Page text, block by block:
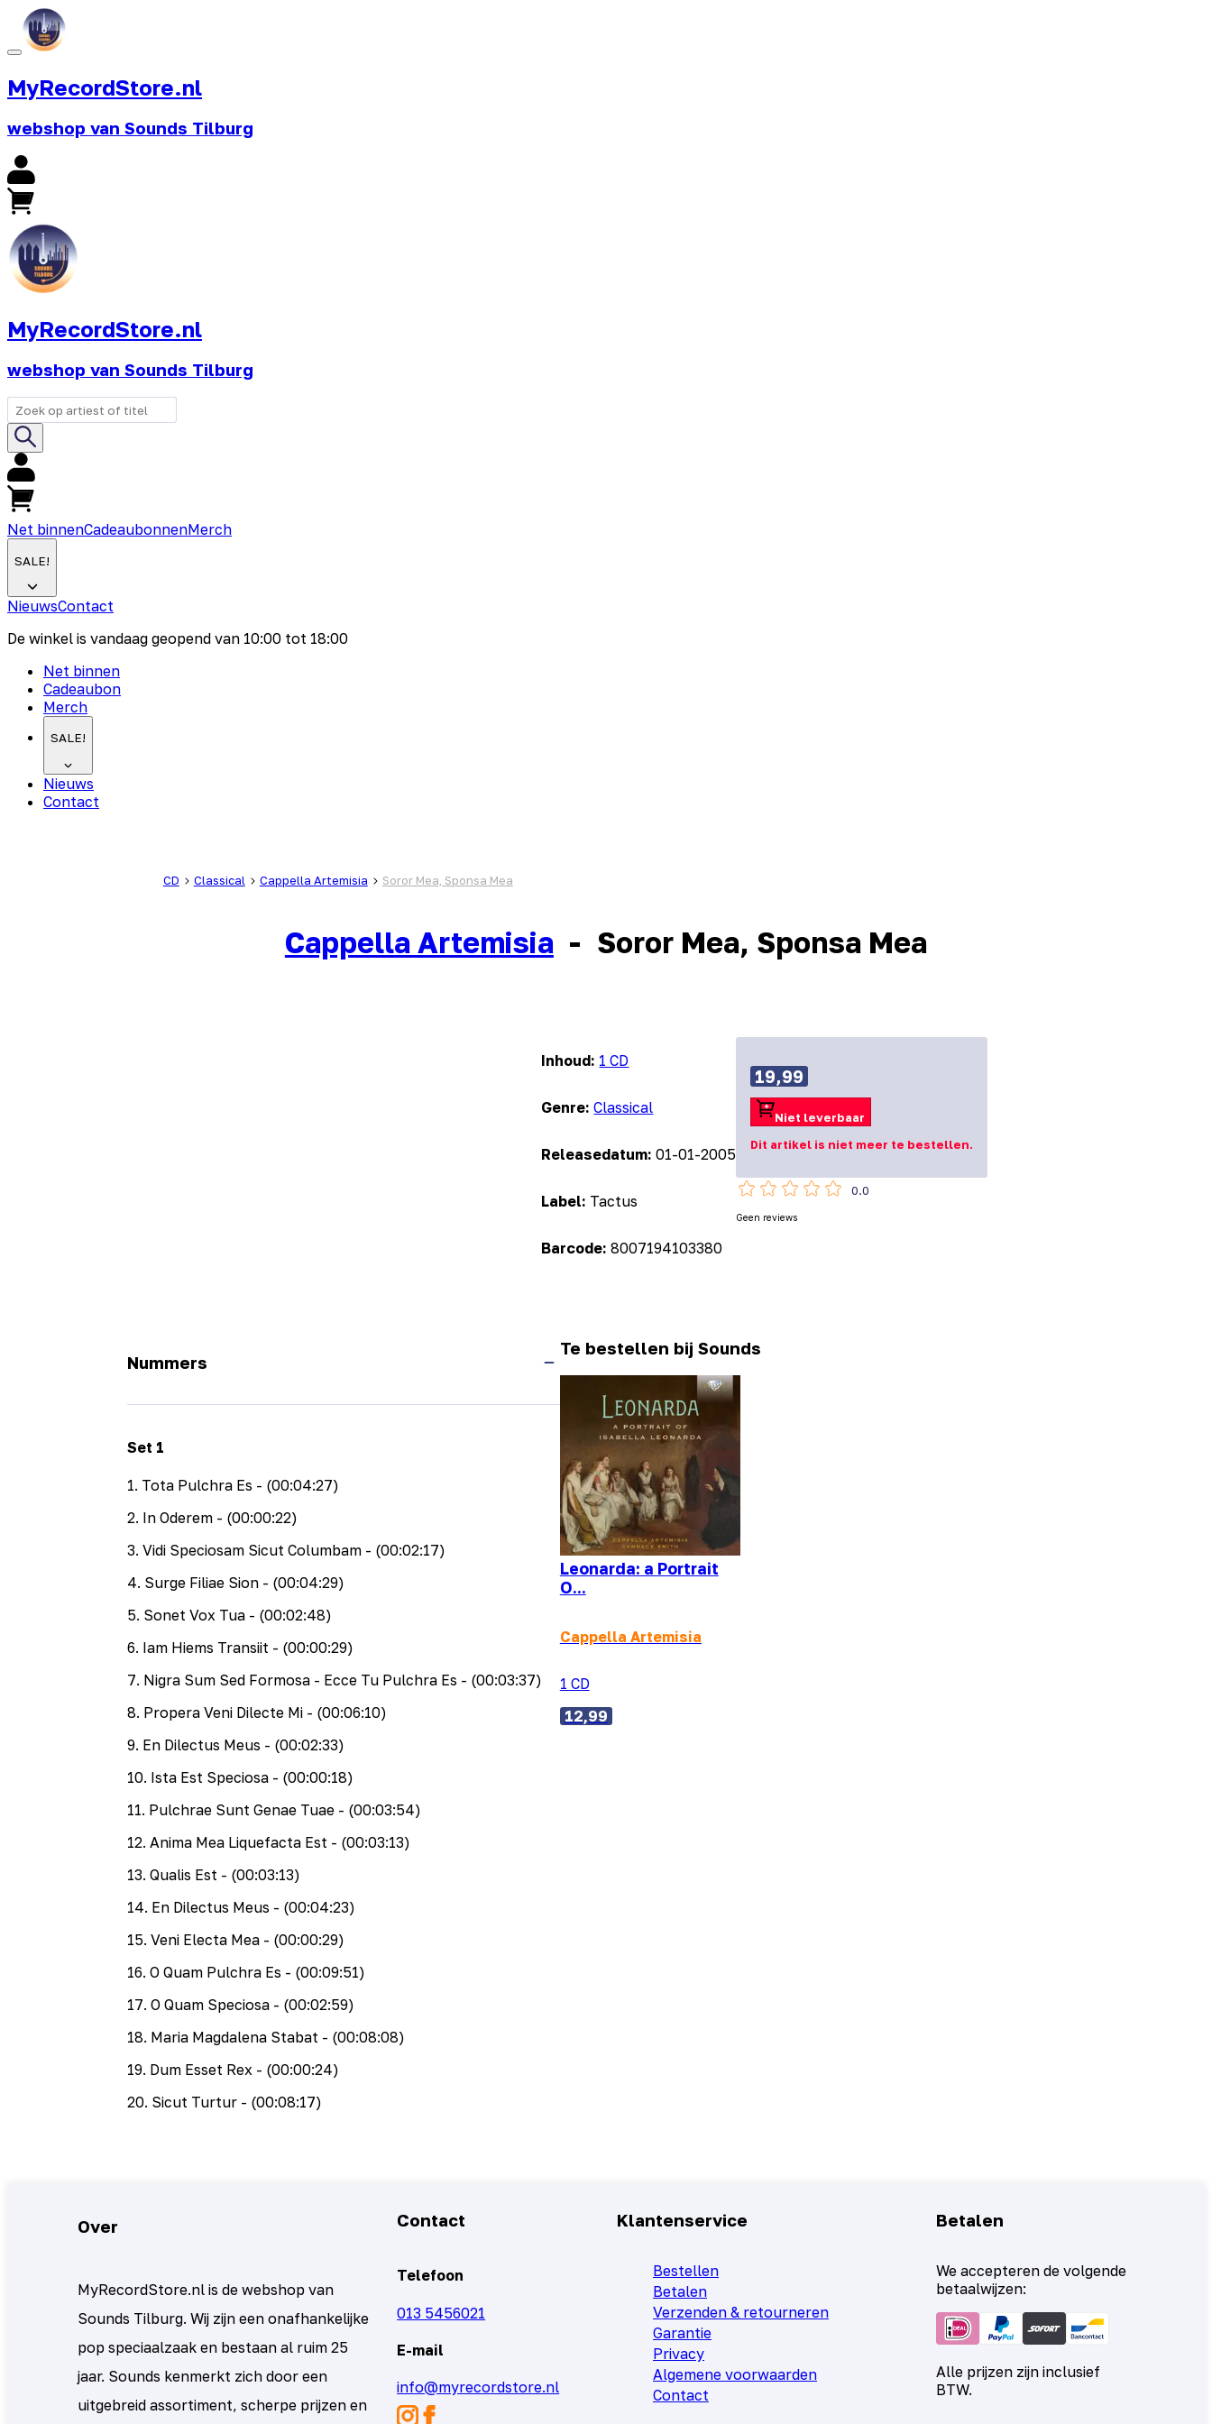
MyRecordStore.nl
webshop van Sounds Tilburg
MyRecordStore.nl
webshop van Sounds Tilburg
Net binnenCadeaubonnenMerch
SALE!
NieuwsContact
De winkel is vandaag geopend van 10:00 tot 18:00
Net binnen
Cadeaubon
Merch
SALE!
Nieuws
Contact
CD Classical Cappella Artemisia Soror Mea, Sponsa Mea
Cappella Artemisia- Soror Mea, Sponsa Mea
Inhoud: 1 CD
Genre:Classical
Releasedatum:01-01-2005
Label: Tactus
Barcode:8007194103380
19,99
Niet leverbaar
Dit artikel is niet meer te bestellen.
0.0
Geen reviews
Nummers
Set 1
1. Tota Pulchra Es - (00:04:27)
2. In Oderem- (00:00:22)
3. Vidi Speciosam Sicut Columbam- (00:02:17)
4. Surge Filiae Sion- (00:04:29)
5. Sonet Vox Tua- (00:02:48)
6. Iam Hiems Transiit - (00:00:29)
7. Nigra Sum Sed Formosa - Ecce Tu Pulchra Es - (00:03:37)
8. Propera Veni Dilecte Mi- (00:06:10)
9. En Dilectus Meus - (00:02:33)
10. Ista Est Speciosa- (00:00:18)
11. Pulchrae Sunt Genae Tuae- (00:03:54)
12. Anima Mea Liquefacta Est - (00:03:13)
13. Qualis Est - (00:03:13)
14. En Dilectus Meus - (00:04:23)
15. Veni Electa Mea- (00:00:29)
16. O Quam Pulchra Es - (00:09:51)
17. O Quam Speciosa- (00:02:59)
18. Maria Magdalena Stabat - (00:08:08)
19. Dum Esset Rex - (00:00:24)
20. Sicut Turtur- (00:08:17)
Te bestellen bij Sounds
Leonarda: a Portrait
O...
Cappella Artemisia
1 CD
12,99
Over
MyRecordStore.nl is de webshop van
Sounds Tilburg. Wij zijn een onafhankelijke
pop speciaalzaak en bestaan al ruim 25
jaar. Sounds kenmerkt zich door een
uitgebreid assortiment, scherpe prijzen en
Contact
Telefoon
013 5456021
E-mail
info@myrecordstore.nl
Klantenservice
Bestellen
Betalen
Verzenden & retourneren
Garantie
Privacy
Algemene voorwaarden
Contact
Betalen
We accepteren de volgende
betaalwijzen:
Alle prijzen zijn inclusief
BTW.